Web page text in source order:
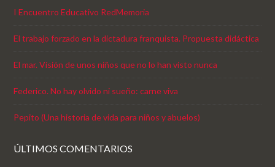
I Encuentro Educativo RedMemoria
El trabajo forzado en la dictadura franquista. Propuesta didáctica
El mar. Visión de unos niños que no lo han visto nunca
Federico. No hay olvido ni sueño: carne viva
Pepito (Una historia de vida para niños y abuelos)
ÚLTIMOS COMENTARIOS